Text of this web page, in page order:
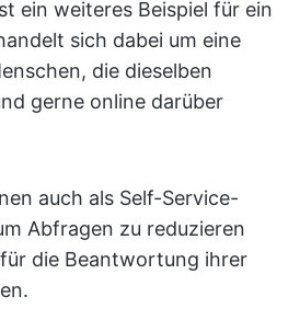
ein weiteres Beispiel für ein
sich dabei um eine
die dieselben
gerne online darüber
auch als Self-Service-
Abfragen zu reduzieren
die Beantwortung ihrer